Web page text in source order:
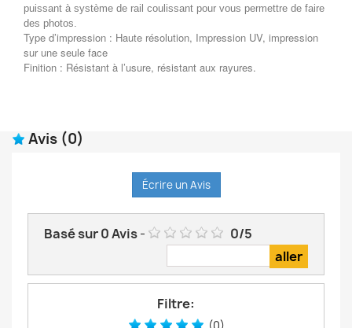
puissant à système de rail coulissant pour vous permettre de faire
des photos.
Type d’impression : Haute résolution, Impression UV, impression
sur une seule face
Finition : Résistant à l’usure, résistant aux rayures.
Avis (0)
Écrire un Avis
Basé sur0Avis- 0/5
Filtre: